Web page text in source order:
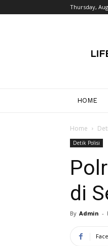
Thursday,
HOME
Home
Detik Polisi
di
By Admin -